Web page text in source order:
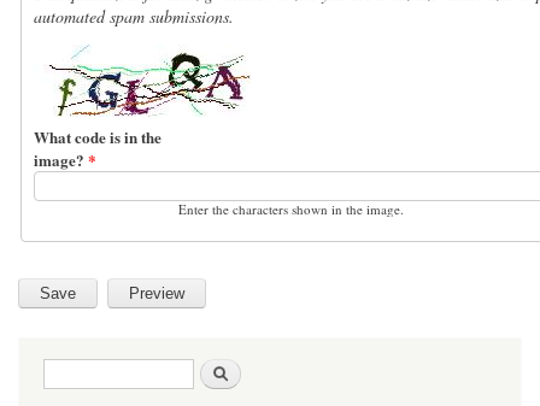
automated spam submissions.
What code is in the
image? *
Enter the characters shown in the image.
Search form